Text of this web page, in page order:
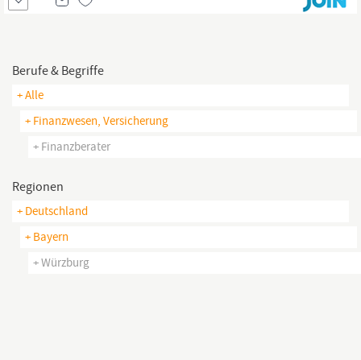
FORMAXX-Beratungssystematik Zieldefinition und
Berufe & Begriffe
+ Alle
+ Finanzwesen, Versicherung
+ Finanzberater
Regionen
+ Deutschland
+ Bayern
+ Würzburg